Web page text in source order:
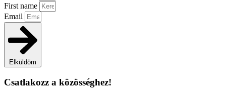
First name
Email
Elküldöm
Csatlakozz a közösséghez!